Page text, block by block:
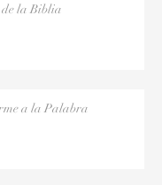
la Biblia
a la Palabra